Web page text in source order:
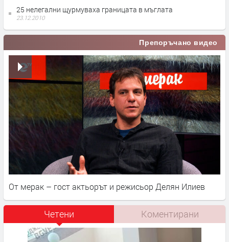
25 нелегални щурмуваха границата в мъглата
23.12.2010
Препоръчано видео
От мерак – гост актьорът и режисьор Делян Илиев
Четени Коментирани